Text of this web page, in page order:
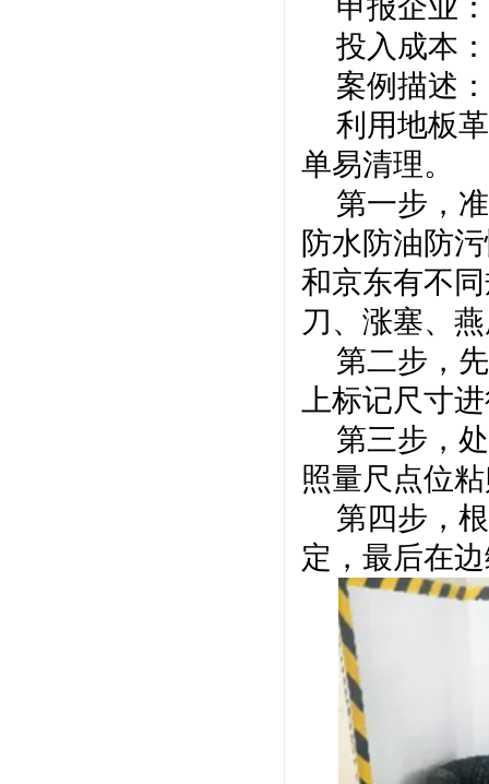
申报企业
投入成本：
案例描述：
利用地板
单易清理。
第一步，
防水防油防
和京东有不
刀、涨塞、
第二步，
上标记尺寸
第三步，
照量尺点位
第四步，
定，最后在